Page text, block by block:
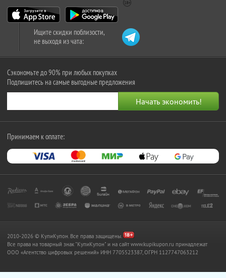
Ищите скидки поблизости,
не выходя из чата:
Сэкономьте до 90% при любых покупках
Подпишитесь на самые выгодные предложения
Принимаем к оплате:
2010-2026 © КупиКупон. Все права защищены.
Все права на товарный знак "КупиКупон" и на сайт www.kupikupon.ru принадлежат
OOO «Агентство цифровых решений» ИНН 7705523387, ОГРН 1127747063212